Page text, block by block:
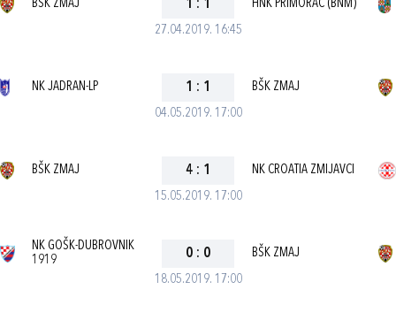
27.04.2019. 16:45
BŠK ZMAJ 1 : 1 HNK PRIMORAC (BNM)
04.05.2019. 17:00
NK JADRAN-LP 1 : 1 BŠK ZMAJ
15.05.2019. 17:00
BŠK ZMAJ 4 : 1 NK CROATIA ZMIJAVCI
18.05.2019. 17:00
NK GOŠK-DUBROVNIK
1919
0 : 0 BŠK ZMAJ